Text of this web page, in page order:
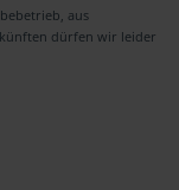
aus
dürfen wir leider